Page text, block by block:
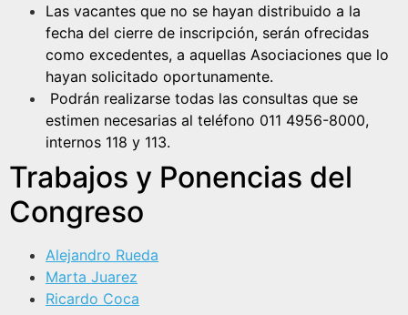
Las vacantes que no se hayan distribuido a la
fecha del cierre de inscripción, serán ofrecidas
como excedentes, a aquellas Asociaciones que lo
hayan solicitado oportunamente.
Podrán realizarse todas las consultas que se
estimen necesarias al teléfono 011 4956-8000,
internos 118 y 113.
Trabajos y Ponencias del
Congreso
Alejandro Rueda
Marta Juarez
Ricardo Coca